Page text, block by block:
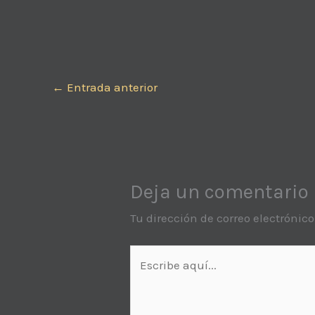
← Entrada anterior
Deja un comentario
Tu dirección de correo